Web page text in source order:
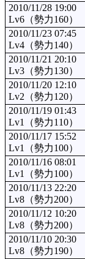
2010/11/28 19:00
Lv6（勢力160）
2010/11/23 07:45
Lv4（勢力140）
2010/11/21 20:10
Lv3（勢力130）
2010/11/20 12:10
Lv2（勢力120）
2010/11/19 01:43
Lv1（勢力110）
2010/11/17 15:52
Lv1（勢力100）
2010/11/16 08:01
Lv1（勢力100）
2010/11/13 22:20
Lv8（勢力200）
2010/11/12 10:20
Lv8（勢力200）
2010/11/10 20:30
Lv8（勢力190）